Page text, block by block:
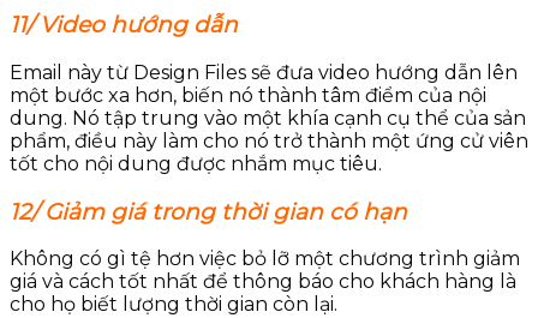
11/ Video hướng dẫn
Email này từ Design Files sẽ đưa video hướng dẫn lên
một bước xa hơn, biến nó thành tâm điểm của nội
dung. Nó tập trung vào một khía cạnh cụ thể của sản
phẩm, điều này làm cho nó trở thành một ứng cử viên
tốt cho nội dung được nhắm mục tiêu.
12/ Giảm giá trong thời gian có hạn
Không có gì tệ hơn việc bỏ lỡ một chương trình giảm
giá và cách tốt nhất để thông báo cho khách hàng là
cho họ biết lượng thời gian còn lại.